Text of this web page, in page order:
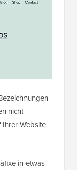
nicht-
Website
in etwas